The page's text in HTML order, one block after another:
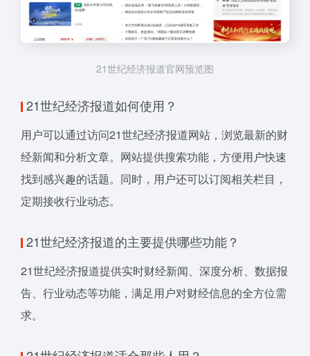
21世纪经济报道官网预览图
21世纪经济报道如何使用？
用户可以通过访问21世纪经济报道网站，浏览最新的财
经新闻和分析文章。网站提供搜索功能，方便用户快速
找到感兴趣的话题。同时，用户还可以订阅相关栏目，
定期接收行业动态。
21世纪经济报道的主要提供哪些功能？
21世纪经济报道提供实时财经新闻、深度分析、数据报
告、行业动态等功能，满足用户对财经信息的全方位需
求。